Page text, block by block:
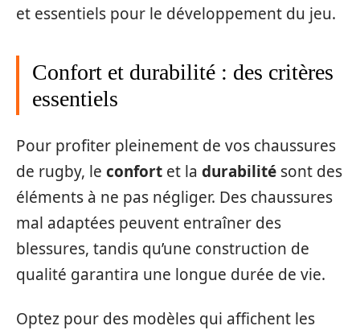
et essentiels pour le développement du jeu.
Confort et durabilité : des critères
essentiels
Pour profiter pleinement de vos chaussures
de rugby, le confort et la durabilité sont des
éléments à ne pas négliger. Des chaussures
mal adaptées peuvent entraîner des
blessures, tandis qu’une construction de
qualité garantira une longue durée de vie.
Optez pour des modèles qui affichent les